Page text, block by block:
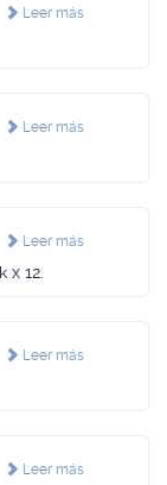
Leer más
Leer más
Leer más
x 12.
Leer más
Leer más